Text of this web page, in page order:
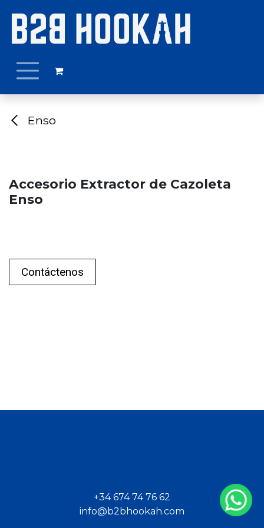
Enso
Accesorio Extractor de Cazoleta
Enso
Contáctenos
+34 674 74 76 62
info@b2bhookah.com